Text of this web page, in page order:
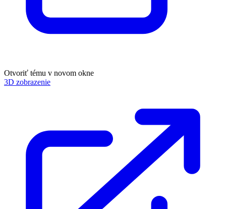
Otvoriť tému v novom okne
3D zobrazenie